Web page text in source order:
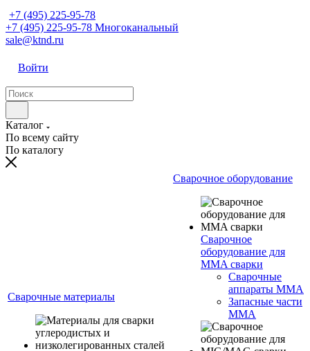
+7 (495) 225-95-78
+7 (495) 225-95-78 Многоканальный
sale@ktnd.ru
Войти
Каталог
По всему сайту
По каталогу
Сварочные материалы
Сварочное оборудование
Сварочное
оборудование для
MMA сварки
Сварочные
аппараты MMA
Запасные части
MMA